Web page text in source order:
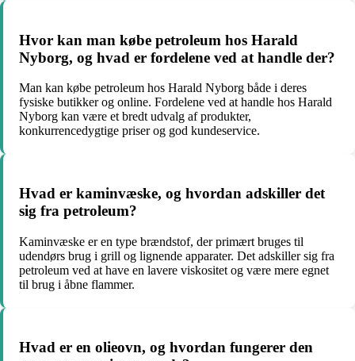
Hvor kan man købe petroleum hos Harald
Nyborg, og hvad er fordelene ved at handle der?
Man kan købe petroleum hos Harald Nyborg både i deres
fysiske butikker og online. Fordelene ved at handle hos Harald
Nyborg kan være et bredt udvalg af produkter,
konkurrencedygtige priser og god kundeservice.
Hvad er kaminvæske, og hvordan adskiller det
sig fra petroleum?
Kaminvæske er en type brændstof, der primært bruges til
udendørs brug i grill og lignende apparater. Det adskiller sig fra
petroleum ved at have en lavere viskositet og være mere egnet
til brug i åbne flammer.
Hvad er en olieovn, og hvordan fungerer den